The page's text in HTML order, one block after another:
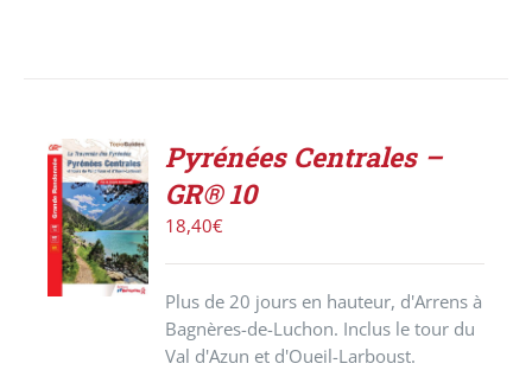
AJOUTER
AU
PANIER
/
DÉTAILS
Pyrénées Centrales –
GR® 10
18,40€
Plus de 20 jours en hauteur, d'Arrens à
Bagnères-de-Luchon. Inclus le tour du
Val d'Azun et d'Oueil-Larboust.